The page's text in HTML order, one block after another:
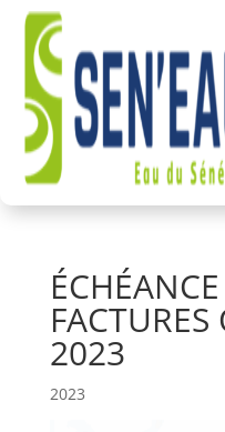
FACTURES
2023
2023